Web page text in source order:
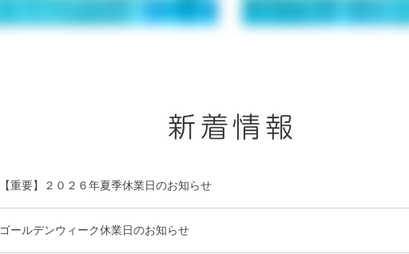
【重要】２０２６年夏季休業日のお知らせ
ゴールデンウィーク休業日のお知らせ